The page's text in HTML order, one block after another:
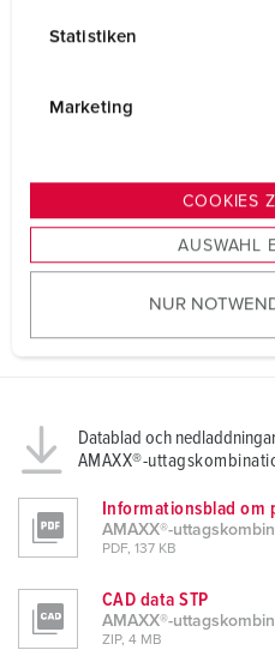
s
u
w
Statistiken
Marketing
COOKIES
AUSWAHL
NUR
Datablad och
AMAXX®-
Informationsblad om
AMAXX®-
PDF, 137 KB
CAD data STP
AMAXX®-
ZIP, 4 MB